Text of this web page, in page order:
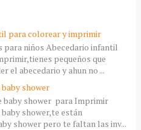
para colorear y imprimir
para niños Abecedario infantil
pequeños que
el abecedario y ahun no ...
shower
baby shower para Imprimir
shower,te están
shower pero te faltan las inv...